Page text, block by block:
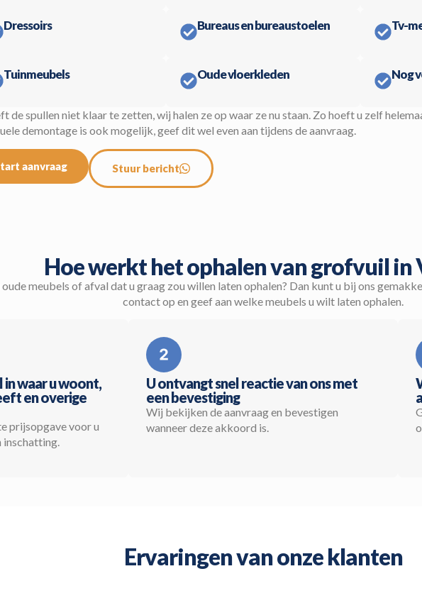
Dressoirs Bureaus en bureaustoelen Tv-
Tuinmeubels Oude vloerkleden Nog
de spullen niet klaar te zetten, wij halen ze op waar ze nu staan. Zo hoeft u zelf
demontage is ook mogelijk, geef dit wel even aan tijdens de aanvraag.
aanvraag Stuur bericht
Hoe werkt het ophalen van grofvuil in
meubels of afval dat u graag zou willen laten ophalen? Dan kunt u bij ons
contact op en geef aan welke meubels u wilt laten ophalen.
waar u woont,
en overige
prijsopgave voor u
inschatting.
U ontvangt snel reactie van ons met
een bevestiging
Wij bekijken de aanvraag en bevestigen
wanneer deze akkoord is.
Ervaringen van onze klanten